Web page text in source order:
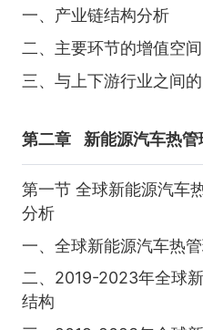
一、产业链结构分析
二、主要环节的增值空间
三、与上下游行业之间
第二章 新能源汽车热
第一节 全球新能源汽车
分析
一、全球新能源汽车热
二、2019-2023年全球
结构